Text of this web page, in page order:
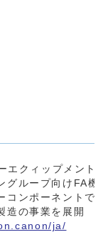
エクィップメント
グループ向けFA機
コンポーネントで
造の事業を展開
ja/